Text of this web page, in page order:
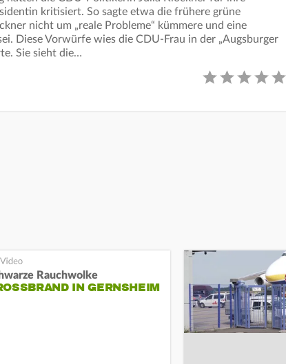
kritisiert. So sagte etwa die frühere grüne
nicht um „reale Probleme“ kümmere und eine
Diese Vorwürfe wies die CDU-Frau in der „Augsburger
Sie sieht die…
Rauchwolke
IN GERNSHEIM